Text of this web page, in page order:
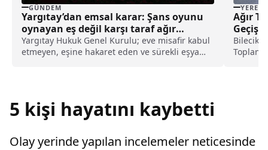
GÜNDEM
Yargıtay’dan emsal karar: Şans oyunu
oynayan eş değil karşı taraf ağır
kusurlu sayıldı
Yargıtay Hukuk Genel Kurulu; eve misafir kabul
etmeyen, eşine hakaret eden ve sürekli eşya
YEREL
Ağır
Bilecik
5 kişi hayatını kaybetti
Olay yerinde yapılan incelemeler neticesinde